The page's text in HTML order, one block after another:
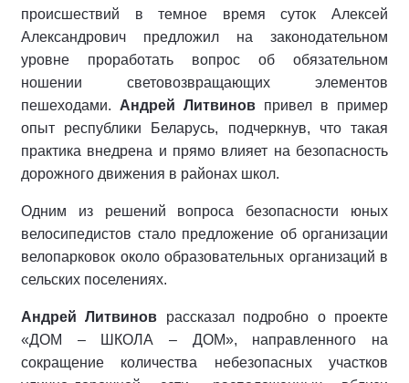
происшествий в темное время суток Алексей
Александрович предложил на законодательном
уровне проработать вопрос об обязательном
ношении световозвращающих элементов
пешеходами. Андрей Литвинов привел в пример
опыт республики Беларусь, подчеркнув, что такая
практика внедрена и прямо влияет на безопасность
дорожного движения в районах школ.
Одним из решений вопроса безопасности юных
велосипедистов стало предложение об организации
велопарковок около образовательных организаций в
сельских поселениях.
Андрей Литвинов рассказал подробно о проекте
«ДОМ – ШКОЛА – ДОМ», направленного на
сокращение количества небезопасных участков